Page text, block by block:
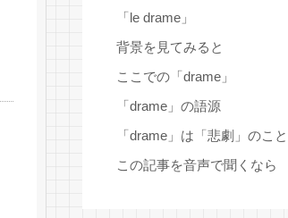
「le drame」
背景を見てみると
ここでの「drame」
「drame」の語源
「drame」は「悲劇」のこと
この記事を音声で聞くなら